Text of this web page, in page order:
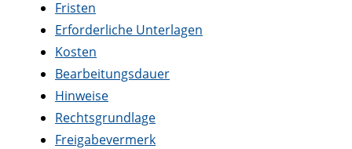
Fristen
Erforderliche Unterlagen
Kosten
Bearbeitungsdauer
Hinweise
Rechtsgrundlage
Freigabevermerk